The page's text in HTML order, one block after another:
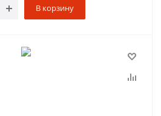
В корзину